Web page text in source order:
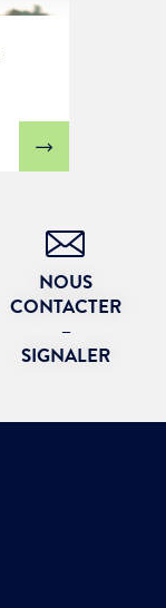
NOUS
CONTACTER
–
SIGNALER